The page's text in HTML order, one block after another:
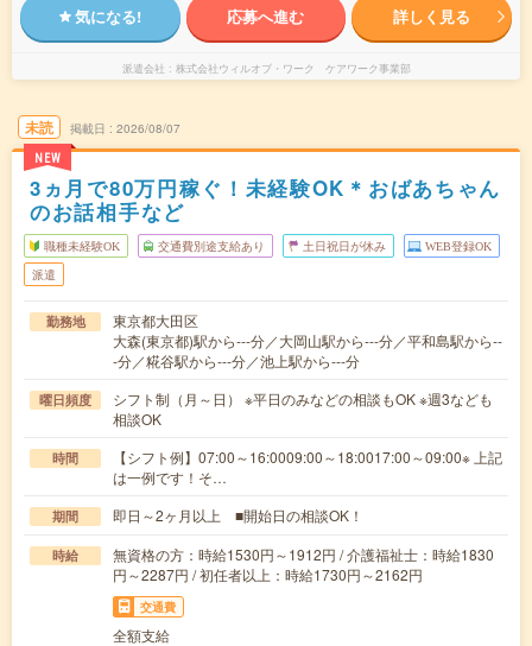
気になる! 応募へ進む 詳しく見る
派遣会社 株式会社ウィルオブ・ワーク ケアワーク事業部
未読
NEW
掲載日 2026/08/07
3ヵ月で80万円稼ぐ！未経験OK＊おばあちゃん
のお話相手など
職種未経験OK 交通費別途支給あり 土日祝日が休み WEB登録OK
派遣
勤務地
東京都大田区
大森(東京都)駅から---分／大岡山駅から---分／平和島駅から--
-分／糀谷駅から---分／池上駅から---分
曜日頻度
シフト制（月～日） ※平日のみなどの相談もOK ※週3なども
相談OK
時間
【シフト例】07:00～16:0009:00～18:0017:00～09:00※ 上記
は一例です！そ…
期間 即日～2ヶ月以上 ■開始日の相談OK！
時給
無資格の方：時給1530円～1912円 / 介護福祉士：時給1830
円～2287円 / 初任者以上：時給1730円～2162円
交通費
全額支給